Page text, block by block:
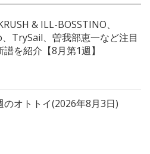
& ILL-BOSSTINO、
TrySail、曽我部恵一など注目
譜を紹介【8月第1週】
のオトトイ(2026年8月3日)